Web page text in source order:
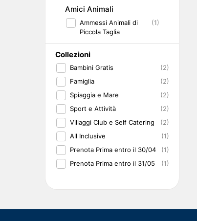
Amici Animali
Ammessi Animali di
Piccola Taglia
(1)
Collezioni
Bambini Gratis
(2)
Famiglia
(2)
Spiaggia e Mare
(2)
Sport e Attività
(2)
Villaggi Club e Self Catering
(2)
All Inclusive
(1)
Prenota Prima entro il 30/04
(1)
Prenota Prima entro il 31/05
(1)